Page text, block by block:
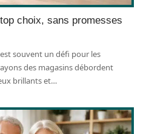
choix, sans promesses
souvent un défi pour les
des magasins débordent
brillants et…